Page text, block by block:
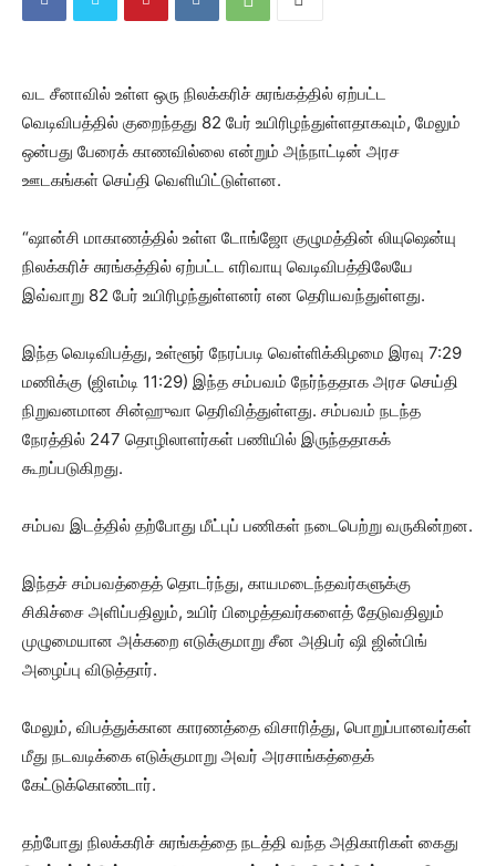
வட சீனாவில் உள்ள ஒரு நிலக்கரிச் சுரங்கத்தில் ஏற்பட்ட
வெடிவிபத்தில் குறைந்தது 82 பேர் உயிரிழந்துள்ளதாகவும், மேலும்
ஒன்பது பேரைக் காணவில்லை என்றும் அந்நாட்டின் அரச
ஊடகங்கள் செய்தி வெளியிட்டுள்ளன.
“ஷான்சி மாகாணத்தில் உள்ள டோங்ஜோ குழுமத்தின் லியுஷென்யு
நிலக்கரிச் சுரங்கத்தில் ஏற்பட்ட எரிவாயு வெடிவிபத்திலேயே
இவ்வாறு 82 பேர் உயிரிழந்துள்ளனர் என தெரியவந்துள்ளது.
இந்த வெடிவிபத்து, உள்ளூர் நேரப்படி வெள்ளிக்கிழமை இரவு 7:29
மணிக்கு (ஜிஎம்டி 11:29) இந்த சம்பவம் நேர்ந்ததாக அரச செய்தி
நிறுவனமான சின்ஹுவா தெரிவித்துள்ளது. சம்பவம் நடந்த
நேரத்தில் 247 தொழிலாளர்கள் பணியில் இருந்ததாகக்
கூறப்படுகிறது.
சம்பவ இடத்தில் தற்போது மீட்புப் பணிகள் நடைபெற்று வருகின்றன.
இந்தச் சம்பவத்தைத் தொடர்ந்து, காயமடைந்தவர்களுக்கு
சிகிச்சை அளிப்பதிலும், உயிர் பிழைத்தவர்களைத் தேடுவதிலும்
முழுமையான அக்கறை எடுக்குமாறு சீன அதிபர் ஷி ஜின்பிங்
அழைப்பு விடுத்தார்.
மேலும், விபத்துக்கான காரணத்தை விசாரித்து, பொறுப்பானவர்கள்
மீது நடவடிக்கை எடுக்குமாறு அவர் அரசாங்கத்தைக்
கேட்டுக்கொண்டார்.
தற்போது நிலக்கரிச் சுரங்கத்தை நடத்தி வந்த அதிகாரிகள் கைது